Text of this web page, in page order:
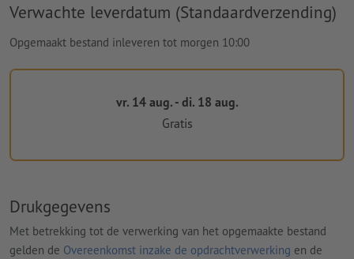
Verwachte leverdatum (Standaardverzending)
Opgemaakt bestand inleveren tot morgen 10:00
vr. 14 aug. - di. 18 aug.
Gratis
Drukgegevens
Met betrekking tot de verwerking van het opgemaakte bestand
gelden de Overeenkomst inzake de opdrachtverwerking en de